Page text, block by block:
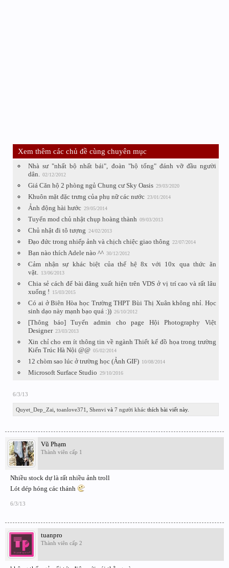
Xem thêm các chủ đề cùng chuyên mục
Nhà sư "nhất bộ nhất bái", đoàn "hộ tống" đánh vỡ đầu người
dân. 02/12/2012
Giá Căn hộ 2 phòng ngủ Chung cư Sky Oasis 29/03/2020
Khuôn mặt đặc trưng của phụ nữ các nước 23/01/2014
Ảnh động hài hước 29/05/2014
Tuyển mod chủ nhật chụp hoàng thành 09/03/2013
Chủ nhật đi tô tượng 24/02/2013
Đạo đức trong nhiếp ảnh và chịch chiệc giao thông 22/07/2014
Bạn nào thích Adele nào ^^ 30/12/2012
Cảm nhận sự khác biệt của thế hệ 8x với 10x qua thức ăn
vặt. 13/06/2013
Chia sẻ cách để bài đăng xuất hiện trên VDS ở vị trí cao và rất lâu
xuống !
15/03/2015
Có ai ở Biên Hòa học Trường THPT Bùi Thị Xuân không nhỉ. Học
sinh dạo này mạnh bạo quá :)) 26/10/2012
[Thông báo] Tuyển admin cho page Hội Photography Việt
Designer 23/03/2013
Xin chỉ cho em ít thông tin về ngành Thiết kế đồ họa trong trường
Kiến Trúc Hà Nội @@ 05/02/2014
12 chòm sao lúc ở trường học (Ảnh GIF) 10/08/2014
Microsoft Surface Studio 29/10/2016
6/3/13
Quyet_Dep_Zai toanlove371 Shenvi và 7 người khác thích bài viết này.
Vũ Phạm
Thành viên cấp 1
Nhiều stock dự là rất nhiều ảnh troll
Lót dép hóng các thánh
6/3/13
tuanpro
Thành viên cấp 2